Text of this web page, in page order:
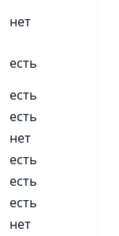
нет
есть
есть
есть
нет
есть
есть
есть
нет